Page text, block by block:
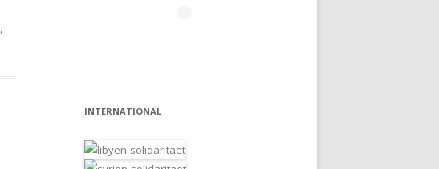
,
INTERNATIONAL